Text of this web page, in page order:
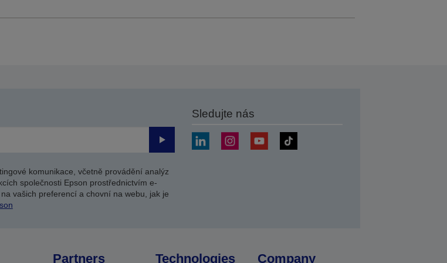
Odeslat
komunikace, včetně provádění analýz
společnosti Epson prostřednictvím e-
vašich preferencí a chovní na webu, jak je
Sledujte nás
Partners Technologies Company